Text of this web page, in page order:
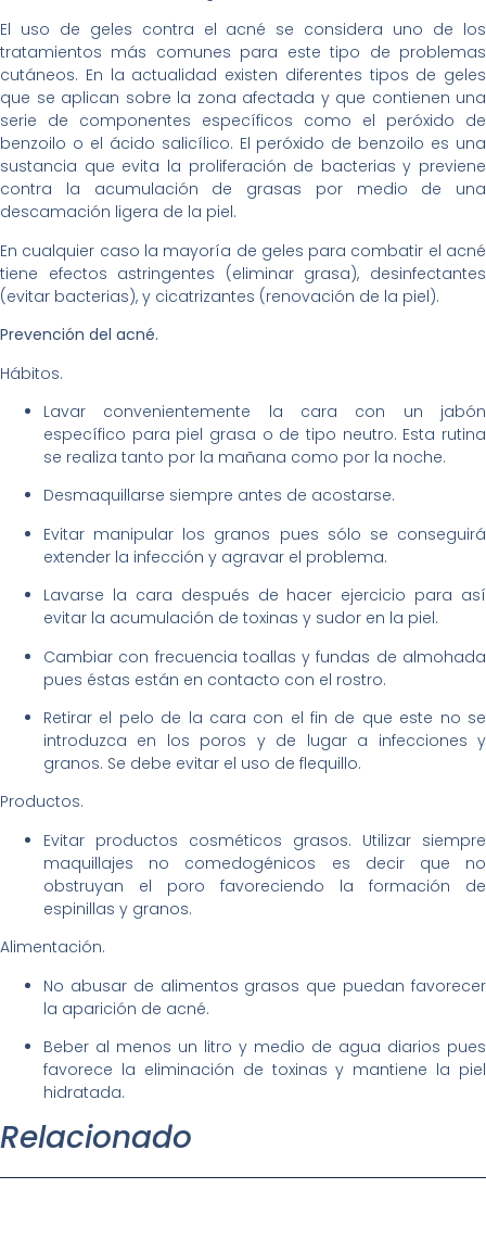
El uso de geles contra el acné se considera uno de los
tratamientos más comunes para este tipo de problemas
cutáneos. En la actualidad existen diferentes tipos de geles
que se aplican sobre la zona afectada y que contienen una
serie de componentes específicos como el peróxido de
benzoilo o el ácido salicílico. El peróxido de benzoilo es una
sustancia que evita la proliferación de bacterias y previene
contra la acumulación de grasas por medio de una
descamación ligera de la piel.
En cualquier caso la mayoría de geles para combatir el acné
tiene efectos astringentes (eliminar grasa), desinfectantes
(evitar bacterias), y cicatrizantes (renovación de la piel).
Prevención del acné.
Hábitos.
Lavar convenientemente la cara con un jabón
específico para piel grasa o de tipo neutro. Esta rutina
se realiza tanto por la mañana como por la noche.
Desmaquillarse siempre antes de acostarse.
Evitar manipular los granos pues sólo se conseguirá
extender la infección y agravar el problema.
Lavarse la cara después de hacer ejercicio para así
evitar la acumulación de toxinas y sudor en la piel.
Cambiar con frecuencia toallas y fundas de almohada
pues éstas están en contacto con el rostro.
Retirar el pelo de la cara con el fin de que este no se
introduzca en los poros y de lugar a infecciones y
granos. Se debe evitar el uso de flequillo.
Productos.
Evitar productos cosméticos grasos. Utilizar siempre
maquillajes no comedogénicos es decir que no
obstruyan el poro favoreciendo la formación de
espinillas y granos.
Alimentación.
No abusar de alimentos grasos que puedan favorecer
la aparición de acné.
Beber al menos un litro y medio de agua diarios pues
favorece la eliminación de toxinas y mantiene la piel
hidratada.
Relacionado